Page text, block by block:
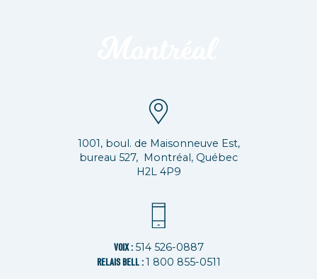
1001, boul. de Maisonneuve Est,
bureau 527, Montréal, Québec
H2L 4P9
VOIX :514 526-0887
RELAIS BELL :1 800 855-0511